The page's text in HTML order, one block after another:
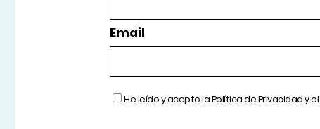
Email
He leído y acepto laPolítica de Privacidady el